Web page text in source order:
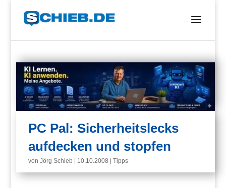
PC Pal: Sicherheitslecks
aufdecken und stopfen
vonJörg Schieb 10.10.2008 |Tipps